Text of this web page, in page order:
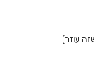
עוזר)